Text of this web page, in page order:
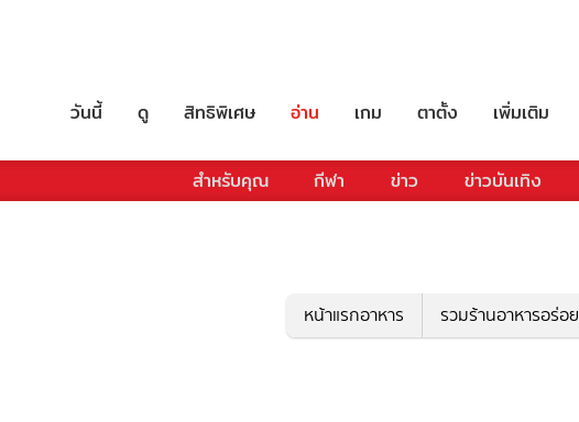
วันนี้ ดู สิทธิพิเศษ อ่าน เกม ตาตั้ง เพิ่มเติม
สำหรับคุณ กีฬา ข่าว ข่าวบันเทิง
หน้าแรกอาหาร รวมร้านอาหารอร่อย